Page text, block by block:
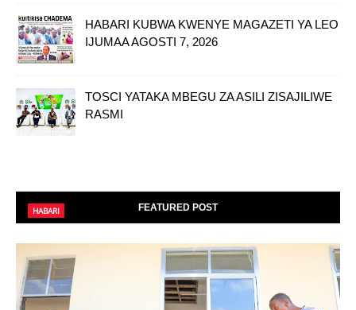
HABARI KUBWA KWENYE MAGAZETI YA LEO
IJUMAA AGOSTI 7, 2026
TOSCI YATAKA MBEGU ZA ASILI ZISAJILIWE
RASMI
FEATURED POST
HABARI